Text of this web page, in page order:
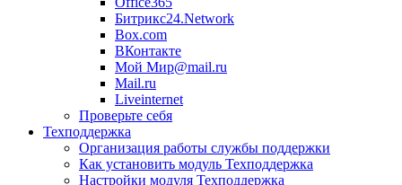
Битрикс24.Network
Box.com
ВКонтакте
Мой Мир@mail.ru
Mail.ru
Liveinternet
Проверьте себя
Техподдержка
Организация работы службы поддержки
Как установить модуль Техподдержка
Настройки модуля Техподдержка